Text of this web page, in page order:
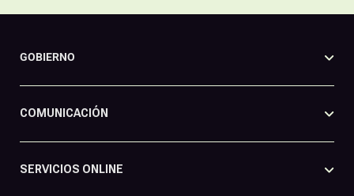
GOBIERNO
COMUNICACIÓN
SERVICIOS ONLINE